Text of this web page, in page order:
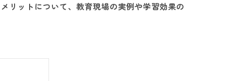
リットについて、教育現場の実例や学習効果の